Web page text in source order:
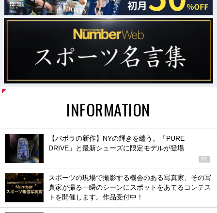
INFORMATION
【バボラの新作】NYの輝きを纏う。「PURE
DRIVE」と最新シューズに限定モデルが登場
PR
スポーツの現場で撮影する機会のある写真家、その写
真家が撮る一瞬のシーンにスポットをあてるコンテス
トを開催します。作品受付中！